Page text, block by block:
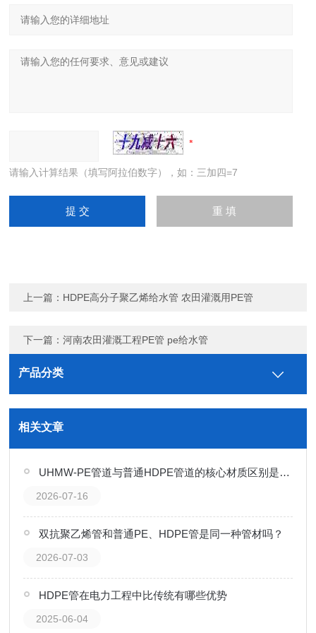
请输入计算结果（填写阿拉伯数字），如：三加四=7
上一篇： HDPE高分子聚乙烯给水管 农田灌溉用PE管
下一篇：河南农田灌溉工程PE管 pe给水管
产品分类
相关文章
UHMW-PE管道与普通HDPE管道的核心材质区别是什么？
2026-07-16
双抗聚乙烯管和普通PE、HDPE管是同一种管材吗？
2026-07-03
HDPE管在电力工程中比传统有哪些优势
2025-06-04